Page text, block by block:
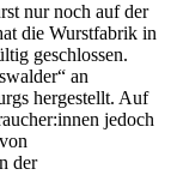
nur noch auf der
die Wurstfabrik in
geschlossen.
an
hergestellt. Auf
jedoch
der